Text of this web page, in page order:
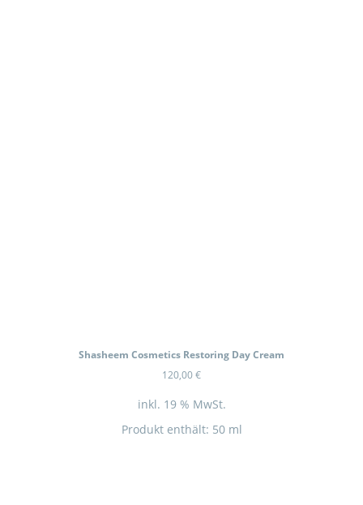
In Kürze wieder Verfügbar
Shasheem Cosmetics Restoring Day Cream
120,00€
inkl. 19 % MwSt.
Produkt enthält: 50 ml